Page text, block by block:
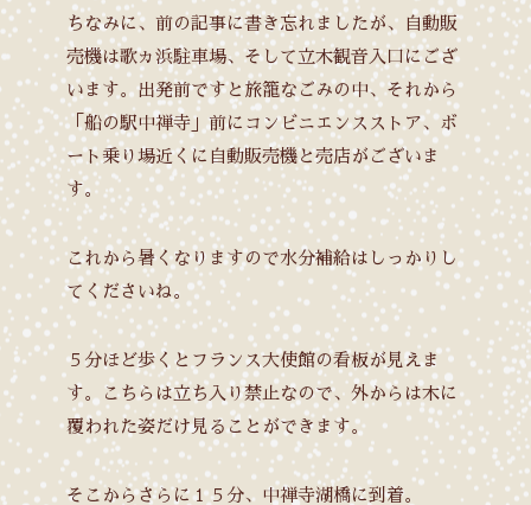
ちなみに、前の記事に書き忘れましたが、自動販
売機は歌ヵ浜駐車場、そして立木観音入口にござ
います。出発前ですと旅籠なごみの中、それから
「船の駅中禅寺」前にコンビニエンスストア、ボ
ート乗り場近くに自動販売機と売店がございま
す。
これから暑くなりますので水分補給はしっかりし
てくださいね。
５分ほど歩くとフランス大使館の看板が見えま
す。こちらは立ち入り禁止なので、外からは木に
覆われた姿だけ見ることができます。
そこからさらに１５分、中禅寺湖橋に到着。